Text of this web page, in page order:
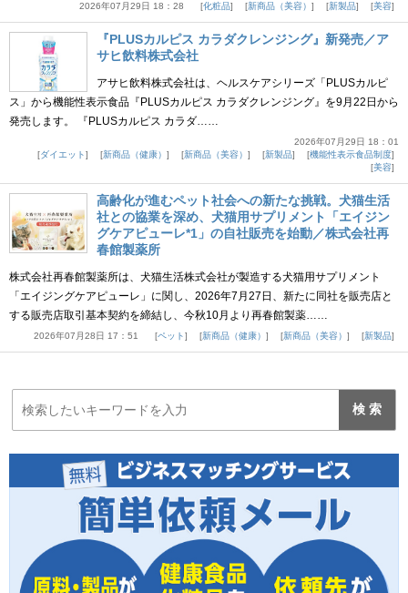
2026年07月29日 18：28 化粧品 新商品（美容） 新製品 美容
『PLUSカルピス カラダクレンジング』新発売／ア
サヒ飲料株式会社
アサヒ飲料株式会社は、ヘルスケアシリーズ「PLUSカルピ
ス」から機能性表示食品『PLUSカルピス カラダクレンジング』を9月22日から
発売します。 『PLUSカルピス カラダ……
2026年07月29日 18：01
ダイエット
新商品（健康） 新商品（美容） 新製品
機能性表示食品制度
美容
高齢化が進むペット社会への新たな挑戦。犬猫生活
社との協業を深め、犬猫用サプリメント「エイジン
グケアピューレ*1」の自社販売を始動／株式会社再
春館製薬所
株式会社再春館製薬所は、犬猫生活株式会社が製造する犬猫用サプリメント
「エイジングケアピューレ」に関し、2026年7月27日、新たに同社を販売店と
する販売店取引基本契約を締結し、今秋10月より再春館製薬……
2026年07月28日 17：51 ペット 新商品（健康） 新商品（美容） 新製品